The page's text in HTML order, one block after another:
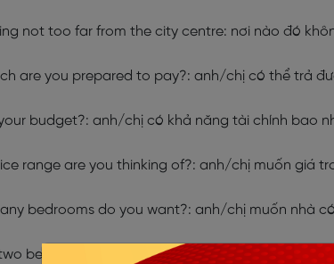
not too far from the city centre: nơi nào đó
are you prepared to pay?: anh/chị có thể trả
budget?: anh/chị có khả năng tài chính bao
range are you thinking of?: anh/chị muốn giá
bedrooms do you want?: anh/chị muốn nhà
two bedrooms, a kitchen, a living room, and a